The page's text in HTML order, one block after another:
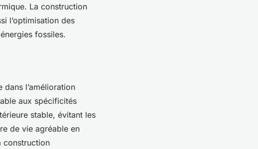
La construction
l’optimisation des
fossiles.
dans l’amélioration
aux spécificités
stable, évitant les
de vie agréable en
construction